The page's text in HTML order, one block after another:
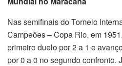
Nas semifinais do Torneio
Campeões – Copa Rio, em
primeiro duelo por 2 a 1 e
por 0 a 0 no segundo confronto.